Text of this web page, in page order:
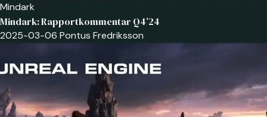
Mindark
Mindark: Rapportkommentar Q4’24
2025-03-06 Pontus Fredriksson